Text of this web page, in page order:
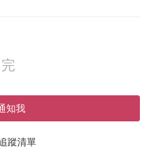
知我
蹤清單